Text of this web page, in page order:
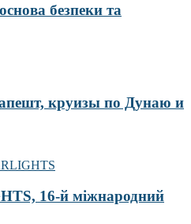
безпеки та
круизы по Дунаю и
16-й міжнародний